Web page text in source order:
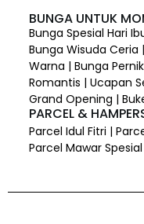
BUNGA UNTUK
Bunga Spesial Hari
Bunga Wisuda Ceria
Warna | Bunga
Romantis | Ucapan
Grand Opening |
PARCEL &
Parcel Idul Fitri |
Parcel Mawar Spesial